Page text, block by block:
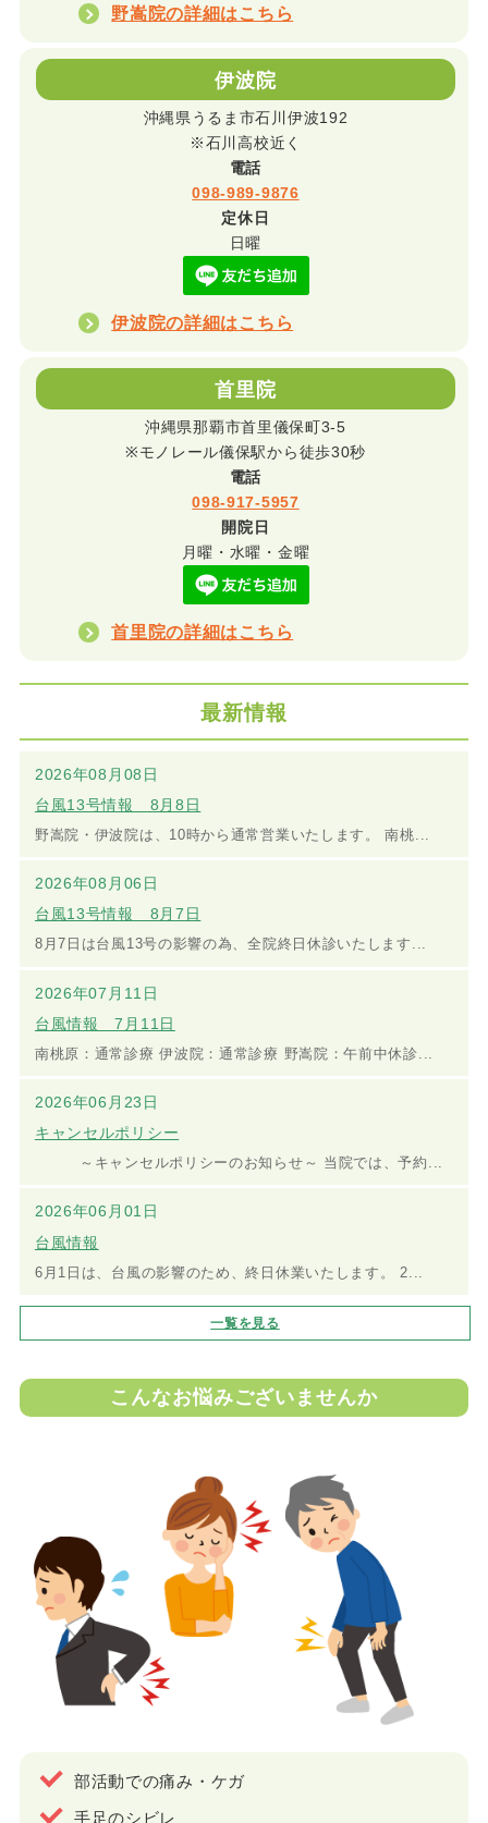
野嵩院の詳細はこちら
伊波院
沖縄県うるま市石川伊波192
※石川高校近く
電話
098-989-9876
定休日
日曜
伊波院の詳細はこちら
首里院
沖縄県那覇市首里儀保町3-5
※モノレール儀保駅から徒歩30秒
電話
098-917-5957
開院日
月曜・水曜・金曜
首里院の詳細はこちら
最新情報
2026年08月08日
台風13号情報 8月8日
野嵩院・伊波院は、10時から通常営業いたします。 南桃...
2026年08月06日
台風13号情報 8月7日
8月7日は台風13号の影響の為、全院終日休診いたします...
2026年07月11日
台風情報 7月11日
南桃原：通常診療 伊波院：通常診療 野嵩院：午前中休診...
2026年06月23日
キャンセルポリシー
～キャンセルポリシーのお知らせ～ 当院では、予約...
2026年06月01日
台風情報
6月1日は、台風の影響のため、終日休業いたします。 2...
一覧を見る
こんなお悩みございませんか
部活動での痛み・ケガ
手足のシビレ